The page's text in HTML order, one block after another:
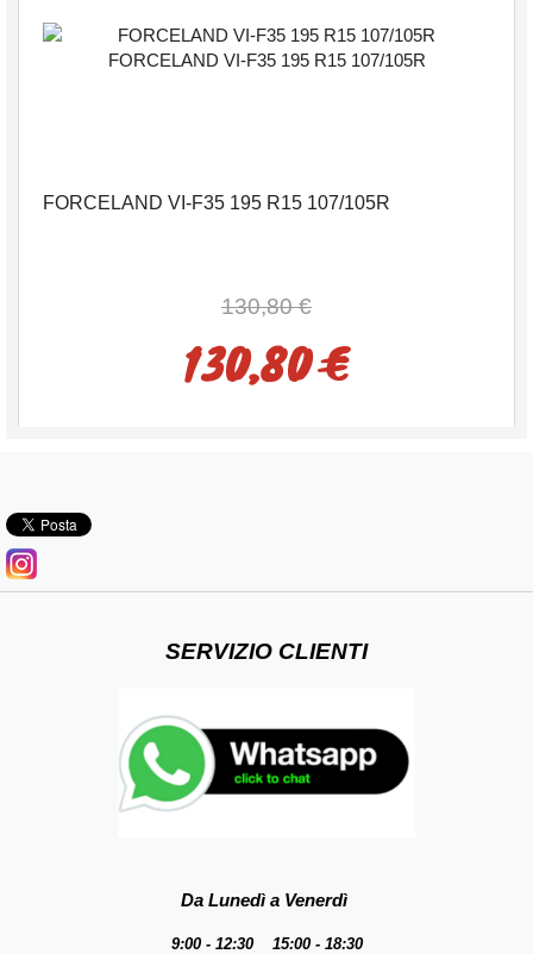
FORCELAND VI-F35 195 R15 107/105R
130,80 €
130,80 €
SERVIZIO CLIENTI
Da Lunedì a Venerdì
9:00 - 12:30 15:00 - 18:30